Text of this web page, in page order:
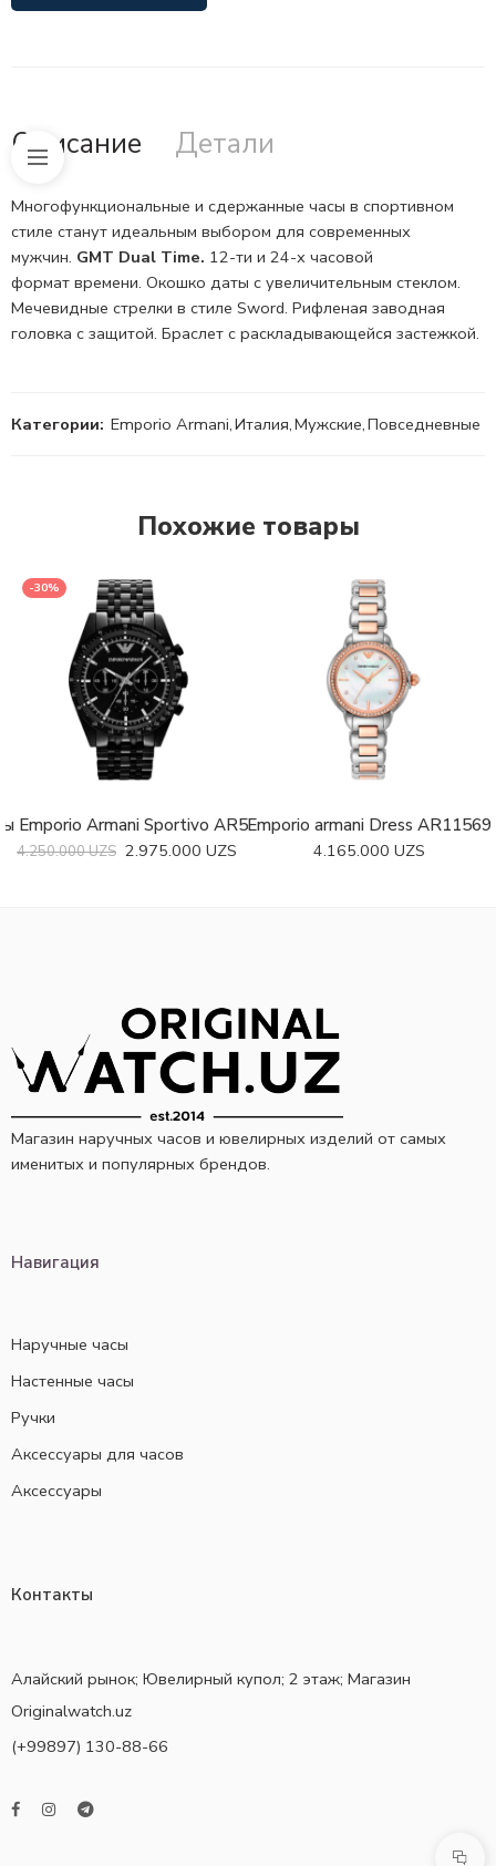
Описание Детали
Многофункциональные и сдержанные часы в спортивном
стиле станут идеальным выбором для современных
мужчин. GMT Dual Time. 12-ти и 24-х часовой
формат времени. Окошко даты с увеличительным стеклом.
Мечевидные стрелки в стиле Sword. Рифленая заводная
головка с защитой. Браслет с раскладывающейся застежкой.
Категории: Emporio Armani,Италия,Мужские,Повседневные
Похожие товары
-30%
Emporio Armani Sportivo AR5989
4.250.000UZS 2.975.000 UZS
Emporio armani Dress AR11569
4.165.000 UZS
Керамические
Магазин наручных часов и ювелирных изделий от самых
именитых и популярных брендов.
Навигация
Наручные часы
Настенные часы
Ручки
Аксессуары для часов
Аксессуары
Контакты
Алайский рынок; Ювелирный купол; 2 этаж; Магазин
Originalwatch.uz
(+99897) 130-88-66